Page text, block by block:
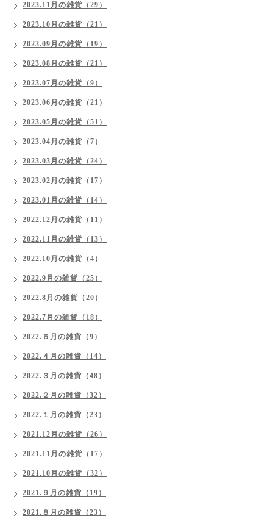
2023.11月の雑貨（29）
2023.10月の雑貨（21）
2023.09月の雑貨（19）
2023.08月の雑貨（21）
2023.07月の雑貨（9）
2023.06月の雑貨（21）
2023.05月の雑貨（51）
2023.04月の雑貨（7）
2023.03月の雑貨（24）
2023.02月の雑貨（17）
2023.01月の雑貨（14）
2022.12月の雑貨（11）
2022.11月の雑貨（13）
2022.10月の雑貨（4）
2022.9月の雑貨（25）
2022.8月の雑貨（20）
2022.7月の雑貨（18）
2022.６月の雑貨（9）
2022.４月の雑貨（14）
2022.３月の雑貨（48）
2022.２月の雑貨（32）
2022.１月の雑貨（23）
2021.12月の雑貨（26）
2021.11月の雑貨（17）
2021.10月の雑貨（32）
2021.９月の雑貨（19）
2021.８月の雑貨（23）